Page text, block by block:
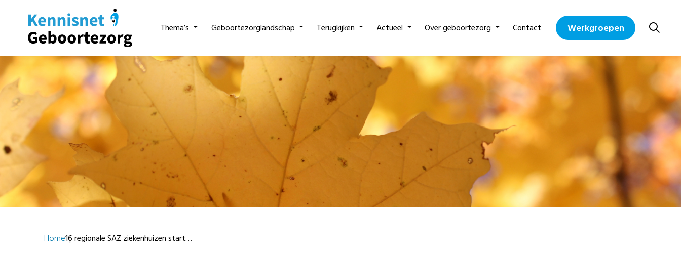
Thema’s Geboortezorglandschap Terugkijken Actueel Over geboortezorg Contact Werkgroepen
Home16 regionale SAZ ziekenhuizen start…